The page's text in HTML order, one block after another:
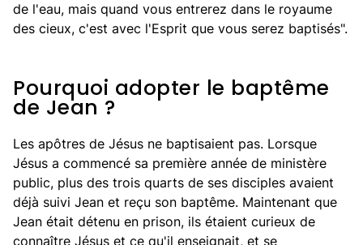
de l'eau, mais quand vous entrerez dans le royaume
des cieux, c'est avec l'Esprit que vous serez baptisés".
Pourquoi adopter le baptême
de Jean ?
Les apôtres de Jésus ne baptisaient pas. Lorsque
Jésus a commencé sa première année de ministère
public, plus des trois quarts de ses disciples avaient
déjà suivi Jean et reçu son baptême. Maintenant que
Jean était détenu en prison, ils étaient curieux de
connaître Jésus et ce qu'il enseignait, et se